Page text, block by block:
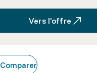
Vers l’offre
Comparer